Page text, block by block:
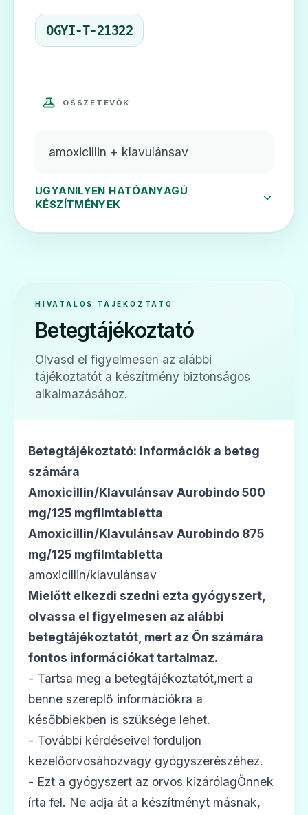
injekcióhoz
Ár: —
💊
Aktil 500 mg/125 mg filmtabletta
💊
Aktil duo 400 mg/57 mg/5 ml por
belsőleges szuszpenzióhoz
💊
Aktil duo 875 mg/125 mg filmtabletta
Ár: —
ADATLAP
💊
Amoxicillin/Klavulánsav Aurobindo 875
mg/125 mg filmtabletta
Ár: —
ADATLAP
OGYI-T-21322
ÖSSZETEVŐK
amoxicillin + klavulánsav
UGYANILYEN HATÓANYAGÚ
KÉSZÍTMÉNYEK
HIVATALOS TÁJÉKOZTATÓ
Betegtájékoztató
Olvasd el figyelmesen az alábbi
tájékoztatót a készítmény biztonságos
alkalmazásához.
Betegtájékoztató: Információk a beteg
számára
Amoxicillin/Klavulánsav Aurobindo 500
mg/125 mgfilmtabletta
Amoxicillin/Klavulánsav Aurobindo 875
mg/125 mgfilmtabletta
amoxicillin/klavulánsav
Mielőtt elkezdi szedni ezta gyógyszert,
olvassa el figyelmesen az alábbi
betegtájékoztatót , mert az Ön számára
fontos információkat tartalmaz.
- Tartsa meg a betegtájékoztatót,mert a
benne szereplő információkra a
későbbiekben is szüksége lehet.
- További kérdéseivel forduljon
kezelőorvosáhozvagy gyógyszerészéhez.
- Ezt a gyógyszert az orvos kizárólagÖnnek
írta fel. Ne adja át a készítményt másnak,